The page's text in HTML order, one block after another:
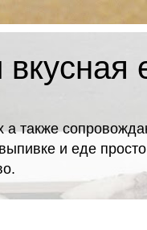
а также
и еде